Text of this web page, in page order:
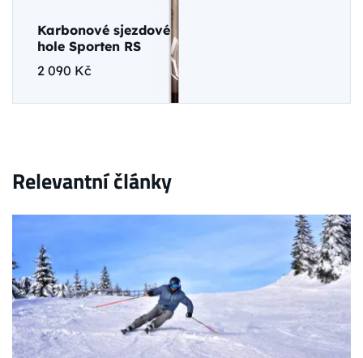
Karbonové sjezdové
hole Sporten RS
2 090 Kč
Relevantní články